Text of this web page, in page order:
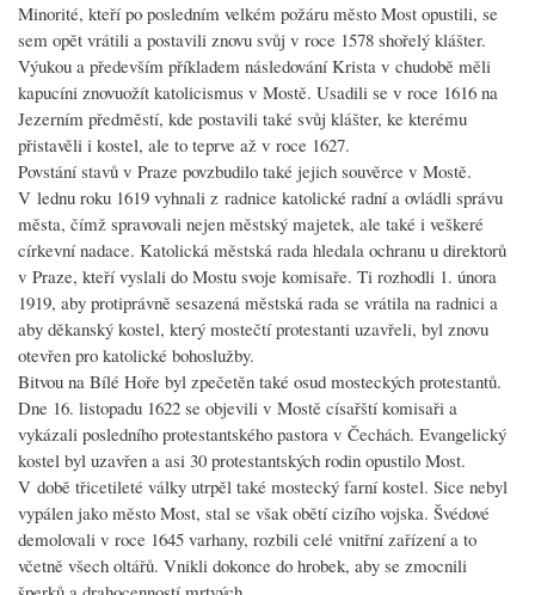
Minorité, kteří po posledním velkém požáru město Most opustili, se
sem opět vrátili a postavili znovu svůj v roce 1578 shořelý klášter.
Výukou a především příkladem následování Krista v chudobě měli
kapucíni znovuožít katolicismus v Mostě. Usadili se v roce 1616 na
Jezerním předměstí, kde postavili také svůj klášter, ke kterému
přistavěli i kostel, ale to teprve až v roce 1627.
Povstání stavů v Praze povzbudilo také jejich souvěrce v Mostě.
V lednu roku 1619 vyhnali z radnice katolické radní a ovládli správu
města, čímž spravovali nejen městský majetek, ale také i veškeré
církevní nadace. Katolická městská rada hledala ochranu u direktorů
v Praze, kteří vyslali do Mostu svoje komisaře. Ti rozhodli 1. února
1919, aby protiprávně sesazená městská rada se vrátila na radnici a
aby děkanský kostel, který mostečtí protestanti uzavřeli, byl znovu
otevřen pro katolické bohoslužby.
Bitvou na Bílé Hoře byl zpečetěn také osud mosteckých protestantů.
Dne 16. listopadu 1622 se objevili v Mostě císařští komisaři a
vykázali posledního protestantského pastora v Čechách. Evangelický
kostel byl uzavřen a asi 30 protestantských rodin opustilo Most.
V době třicetileté války utrpěl také mostecký farní kostel. Sice nebyl
vypálen jako město Most, stal se však obětí cizího vojska. Švédové
demolovali v roce 1645 varhany, rozbili celé vnitřní zařízení a to
včetně všech oltářů. Vnikli dokonce do hrobek, aby se zmocnili